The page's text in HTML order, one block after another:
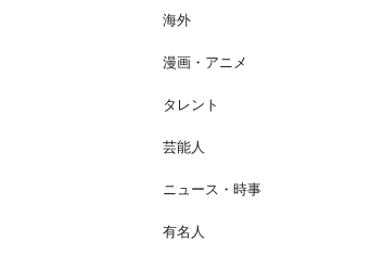
海外
漫画・アニメ
タレント
芸能人
ニュース・時事
有名人